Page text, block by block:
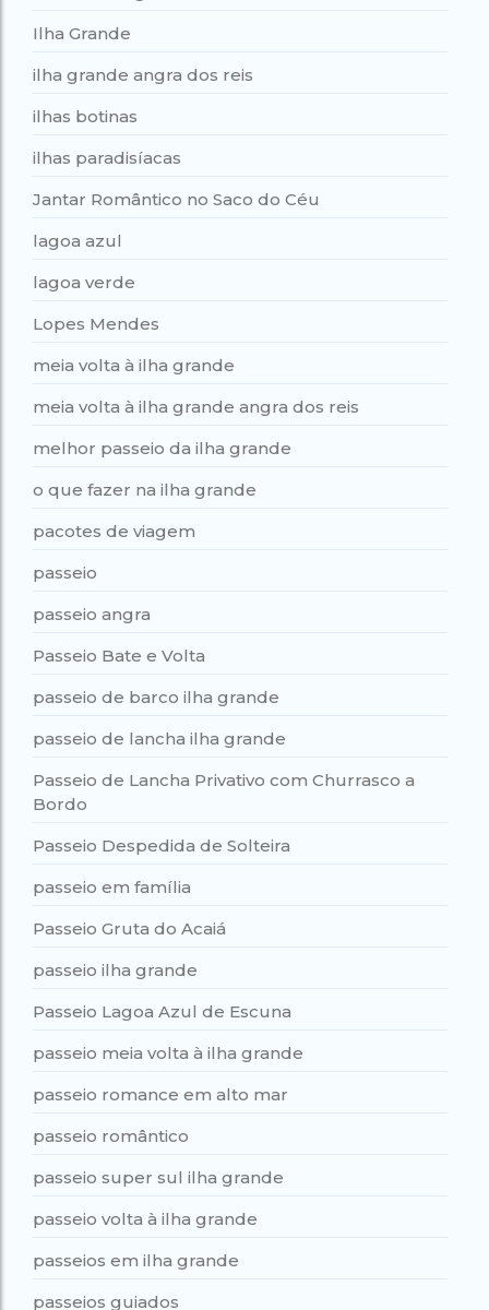
Ilha Grande
ilha grande angra dos reis
ilhas botinas
ilhas paradisíacas
Jantar Romântico no Saco do Céu
lagoa azul
lagoa verde
Lopes Mendes
meia volta à ilha grande
meia volta à ilha grande angra dos reis
melhor passeio da ilha grande
o que fazer na ilha grande
pacotes de viagem
passeio
passeio angra
Passeio Bate e Volta
passeio de barco ilha grande
passeio de lancha ilha grande
Passeio de Lancha Privativo com Churrasco a
Bordo
Passeio Despedida de Solteira
passeio em família
Passeio Gruta do Acaiá
passeio ilha grande
Passeio Lagoa Azul de Escuna
passeio meia volta à ilha grande
passeio romance em alto mar
passeio romântico
passeio super sul ilha grande
passeio volta à ilha grande
passeios em ilha grande
passeios guiados